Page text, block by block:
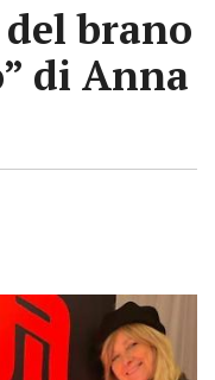
brano
di Anna